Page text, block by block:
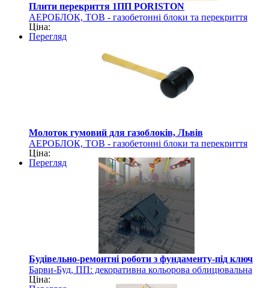
Плити перекриття 1ПП PORISTON
АЕРОБЛОК, ТОВ - газобетонні блоки та перекриття
PORISTON
Ціна:
Перегляд
Молоток гумовий для газоблоків, Львів
АЕРОБЛОК, ТОВ - газобетонні блоки та перекриття
PORISTON
Ціна:
Перегляд
Будівельно-ремонтні роботи з фундаменту-під ключ
Барви-Буд, ПП: декоративна кольорова облицювальна
цегла, шлакоблоки, газоблоки
Ціна: